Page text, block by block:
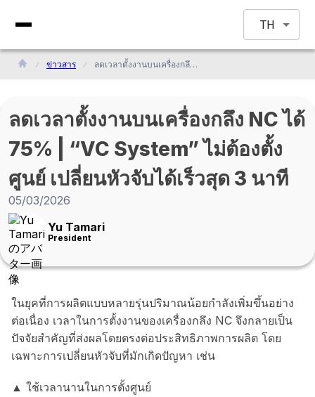
TH
ข่าวสาร ลดเวลาตั้งงานบนเครื่องกลึง NC ได้ 75% | “VC System” ไม่ต้องตั้งศูนย์ เปลี่ยนหัวจับได้เร็วสุด 3 นาที
ลดเวลาตั้งงานบนเครื่องกลึง NC ได้
75% | “VC System” ไม่ต้องตั้ง
ศูนย์ เปลี่ยนหัวจับได้เร็วสุด 3 นาที
05/03/2026
Yu Tamari
President
ในยุคที่การผลิตแบบหลายรุ่นปริมาณน้อยกำลังเพิ่มขึ้นอย่าง
ต่อเนื่อง เวลาในการตั้งงานของเครื่องกลึง NC จึงกลายเป็น
ปัจจัยสำคัญที่ส่งผลโดยตรงต่อประสิทธิภาพการผลิต โดย
เฉพาะการเปลี่ยนหัวจับที่มักเกิดปัญหา เช่น
▲ ใช้เวลานานในการตั้งศูนย์